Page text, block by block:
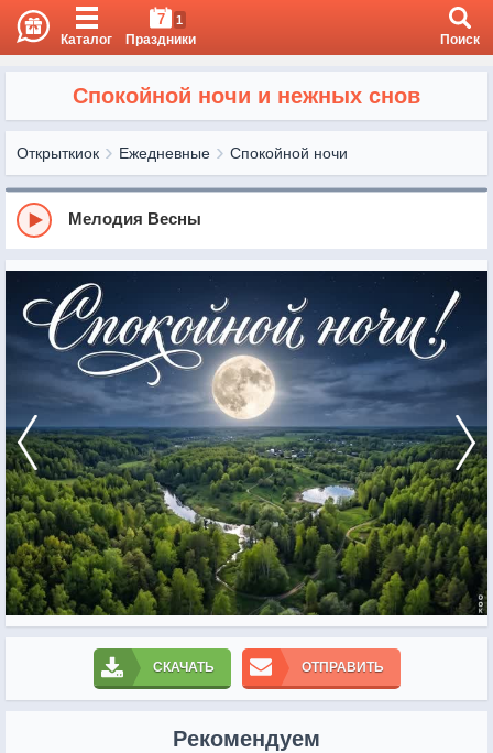
Каталог
7 1
Праздники Поиск
Спокойной ночи и нежных снов
Открыткиок Ежедневные Спокойной ночи
Мелодия Весны
СКАЧАТЬ ОТПРАВИТЬ
Рекомендуем